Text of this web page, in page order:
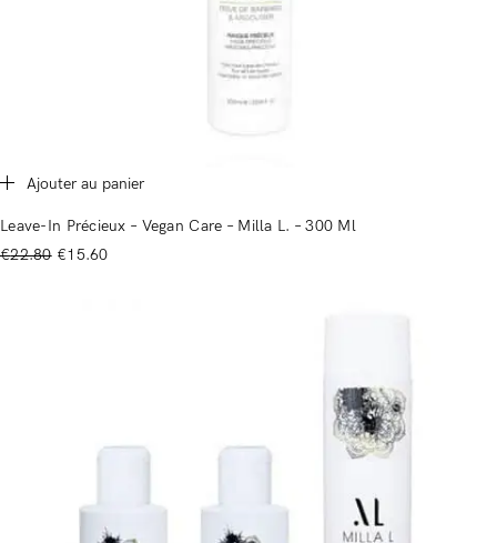
Connexion
Souvenez-vous de moi
Ajouter au panier
Leave-In Précieux – Vegan Care – Milla L. – 300 Ml
€22.80 €15.60